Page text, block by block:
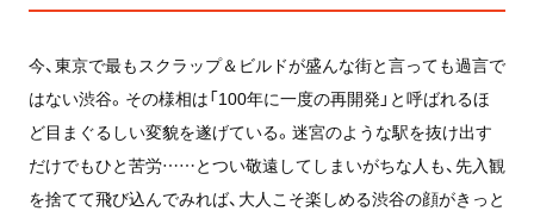
今、東京で最もスクラップ＆ビルドが盛んな街と言っても過言で
はない渋谷。その様相は「100年に一度の再開発」と呼ばれるほ
ど目まぐるしい変貌を遂げている。迷宮のような駅を抜け出す
だけでもひと苦労……とつい敬遠してしまいがちな人も、先入観
を捨てて飛び込んでみれば、大人こそ楽しめる渋谷の顔がきっと